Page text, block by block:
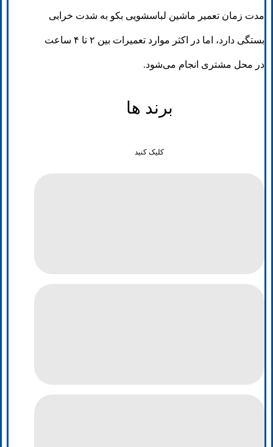
مدت زمان تعمیر ماشین لباسشویی بکو به شدت خرابی
بستگی دارد، اما در اکثر موارد تعمیرات بین ۲ تا ۴ ساعت
در محل مشتری انجام می‌شود.
برند ها
کلیک کنید